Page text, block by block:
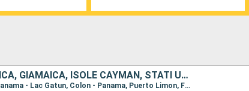
BAHAMAS, COLOMBIA, PANAMA, COSTA RICA, GIAMAICA, ISOLE CAYMAN, STATI UNITI
Itinerario : Miami, Great Stirrup Cay, Cartagena, Canal Panama - Lac Gatun, Colon - Panama, Puerto Limon, Falmouth, Georgetown, Miami